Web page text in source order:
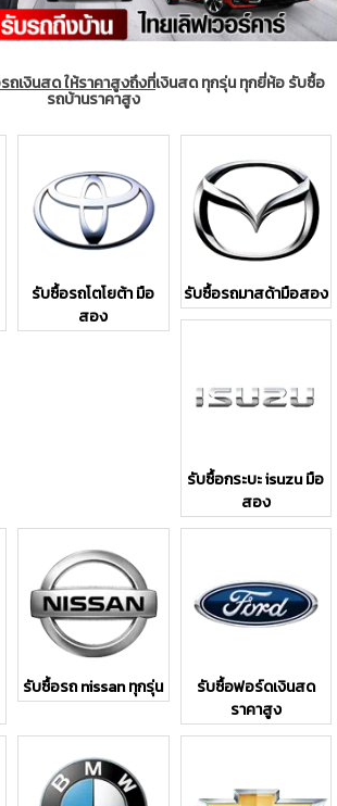
ถเงินสด ให้ราคาสูงถึงที่เงินสด ทุกรุ่น ทุกยี่ห้อ รับซื้อ
รถบ้านราคาสูง
รับซื้อรถโตโยต้า มือ
สอง
รับซื้อรถมาสด้ามือสอง
รับซื้อกระบะ isuzu มือ
สอง
รับซื้อรถ nissan ทุกรุ่น
รับซื้อฟอร์ดเงินสด
ราคาสูง